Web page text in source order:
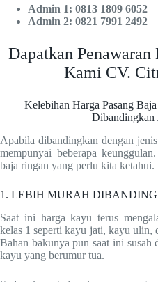
Admin 1: 0813 1809 6052
Admin 2: 0821 7991 2492
Dapatkan
Kami CV.
Kelebihan Harga Pasang
Dibandingkan
Apabila dibandingkan dengan
mempunyai beberapa
baja ringan yang perlu kita ketahui.
1. LEBIH MURAH
Saat ini harga kayu terus
kelas 1 seperti kayu jati, kayu ulin,
Bahan bakunya pun saat ini
kayu yang berumur tua.